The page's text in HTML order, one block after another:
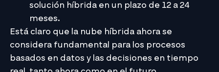
solución híbrida en un plazo de 12 a 24
meses.
Está claro que la nube híbrida ahora se
considera fundamental para los procesos
basados ​​en datos y las decisiones en tiempo